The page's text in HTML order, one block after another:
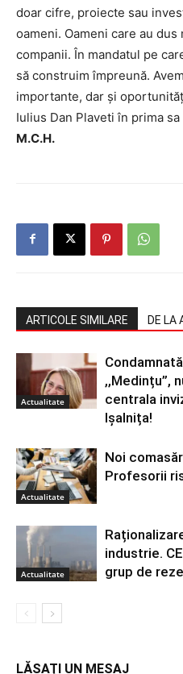
doar cifre, proiecte sau
oameni. Oameni care au
companii. În mandatul pe
să construim împreună.
importante, dar și
Iulius Dan Plaveti în prima
M.C.H.
ARTICOLE SIMILARE DE LA
Actualitate
,,Medințu”,
centrala
Ișalnița!
Actualitate
Noi
Profesorii
Actualitate
industrie.
grup de
LĂSAȚI UN MESAJ